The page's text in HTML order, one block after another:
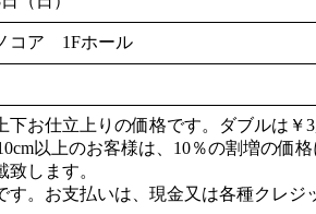
コア 1Fホール
お仕立上りの価格です。ダブルは￥
以上のお客様は、10％の割増の価
します。
。お支払いは、現金又は各種クレジ